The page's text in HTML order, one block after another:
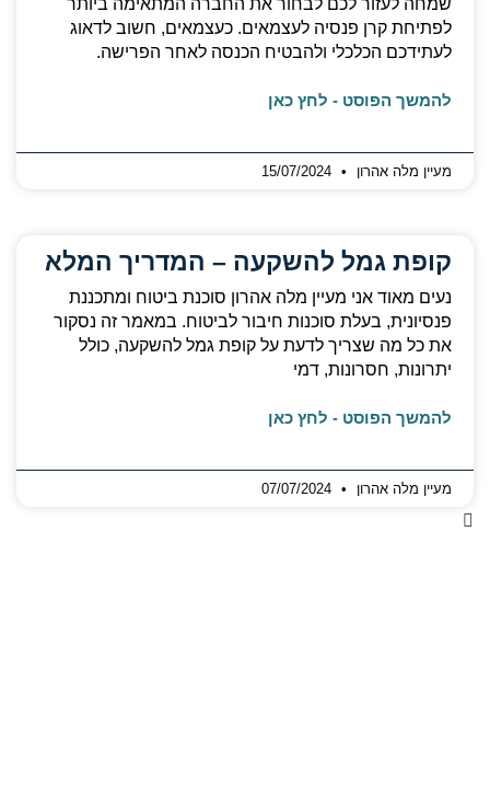
שמחה לעזור לכם לבחור את החברה המתאימה ביותר
לפתיחת קרן פנסיה לעצמאים. כעצמאים, חשוב לדאוג
לעתידכם הכלכלי ולהבטיח הכנסה לאחר הפרישה.
להמשך הפוסט - לחץ כאן
מעיין מלה אהרון
קופת גמל להשקעה – המדריך המלא
נעים מאוד אני מעיין מלה אהרון סוכנת ביטוח ומתכננת
פנסיונית, בעלת סוכנות חיבור לביטוח. במאמר זה נסקור
את כל מה שצריך לדעת על קופת גמל להשקעה, כולל
יתרונות, חסרונות, דמי
להמשך הפוסט - לחץ כאן
מעיין מלה אהרון